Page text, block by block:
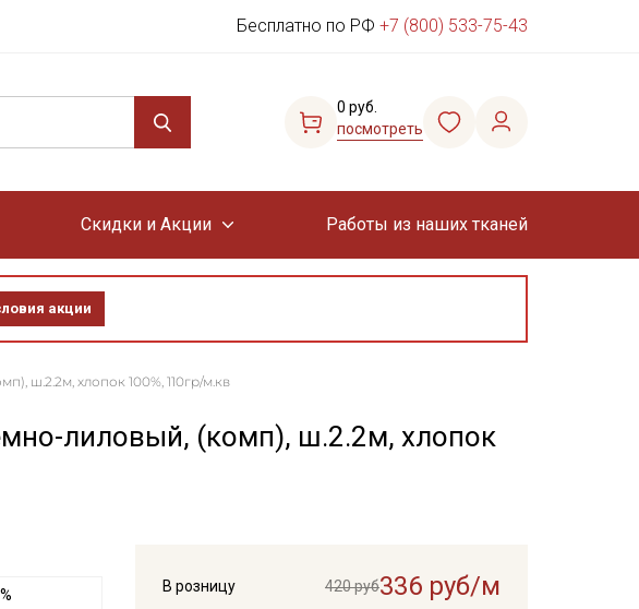
Бесплатно по РФ +7 (800) 533-75-43
0 руб.
посмотреть
Скидки и Акции Работы из наших тканей
акции
ш.2.2м, хлопок 100%, 110гр/м.кв
лиловый, (комп), ш.2.2м, хлопок
В розницу 420 руб336 руб/м